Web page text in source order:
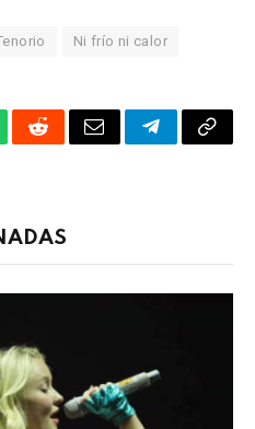
Ni frío ni calor
RedditCorreoTelegrama